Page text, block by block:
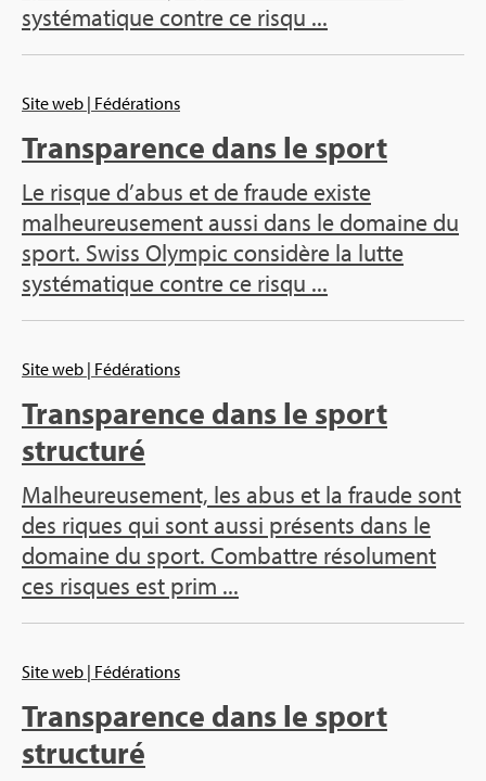
systématique contre ce risqu ...
Site web | Fédérations
Transparence dans le sport
Le risque d’abus et de fraude existe
malheureusement aussi dans le domaine du
sport. Swiss Olympic considère la lutte
systématique contre ce risqu ...
Site web | Fédérations
Transparence dans le sport
structuré
Malheureusement, les abus et la fraude sont
des riques qui sont aussi présents dans le
domaine du sport. Combattre résolument
ces risques est prim ...
Site web | Fédérations
Transparence dans le sport
structuré